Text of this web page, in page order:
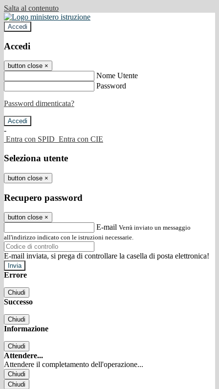
Salta al contenuto
Accedi
Accedi
button close ×
Nome Utente
Password
Password dimenticata?
-
Entra con SPID Entra con CIE
Seleziona utente
button close ×
Recupero password
button close ×
E-mail Verrà inviato un messaggio
all'indirizzo indicato con le istruzioni necessarie.
E-mail inviata, si prega di controllare la casella di posta elettronica!
Errore
Chiudi
Successo
Chiudi
Informazione
Chiudi
Attendere...
Attendere il completamento dell'operazione...
Chiudi
Chiudi